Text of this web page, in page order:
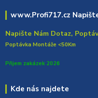
www.Profi717.cz
Napište Nám Dotaz,
Poptávka Montáže <50Km
Přijem zakázek 2026
Kde nás najdete